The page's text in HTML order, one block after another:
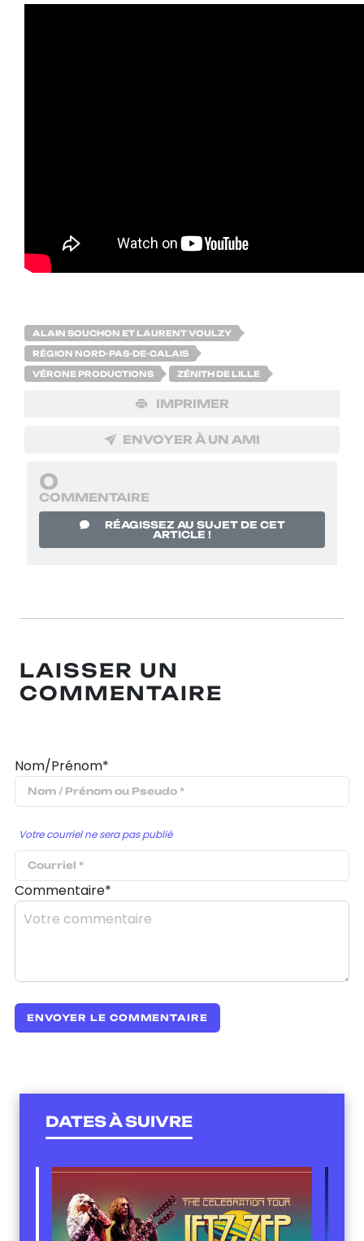
ALAIN SOUCHON ET LAURENT VOULZY
RÉGION NORD-PAS-DE-CALAIS
VÉRONE PRODUCTIONS ZÉNITH DE LILLE
IMPRIMER
ENVOYER À UN AMI
0
COMMENTAIRE
RÉAGISSEZ AU SUJET DE CET
ARTICLE !
LAISSER UN
COMMENTAIRE
Nom/Prénom*
Votre courriel ne sera pas publié
Commentaire*
DATES À SUIVRE